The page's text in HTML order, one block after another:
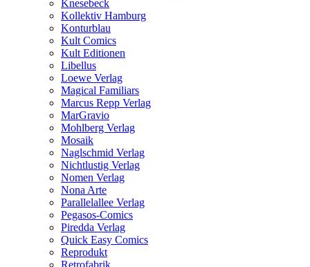
Knesebeck
Kollektiv Hamburg
Konturblau
Kult Comics
Kult Editionen
Libellus
Loewe Verlag
Magical Familiars
Marcus Repp Verlag
MarGravio
Mohlberg Verlag
Mosaik
Naglschmid Verlag
Nichtlustig Verlag
Nomen Verlag
Nona Arte
Parallelallee Verlag
Pegasos-Comics
Piredda Verlag
Quick Easy Comics
Reprodukt
Retrofabrik